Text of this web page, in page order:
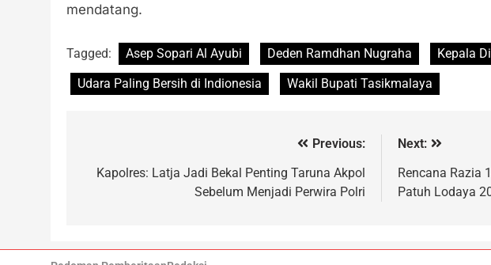
mendatang.
Tagged: Asep Sopari Al Ayubi Deden Ramdhan Nugraha
Kepala
Udara Paling Bersih di Indionesia
Wakil Bupati Tasikmalaya
Previous:
Kapolres: Latja Jadi Bekal Penting Taruna Akpol
Sebelum Menjadi Perwira Polri
Next:
Rencana Razia
Patuh Lodaya